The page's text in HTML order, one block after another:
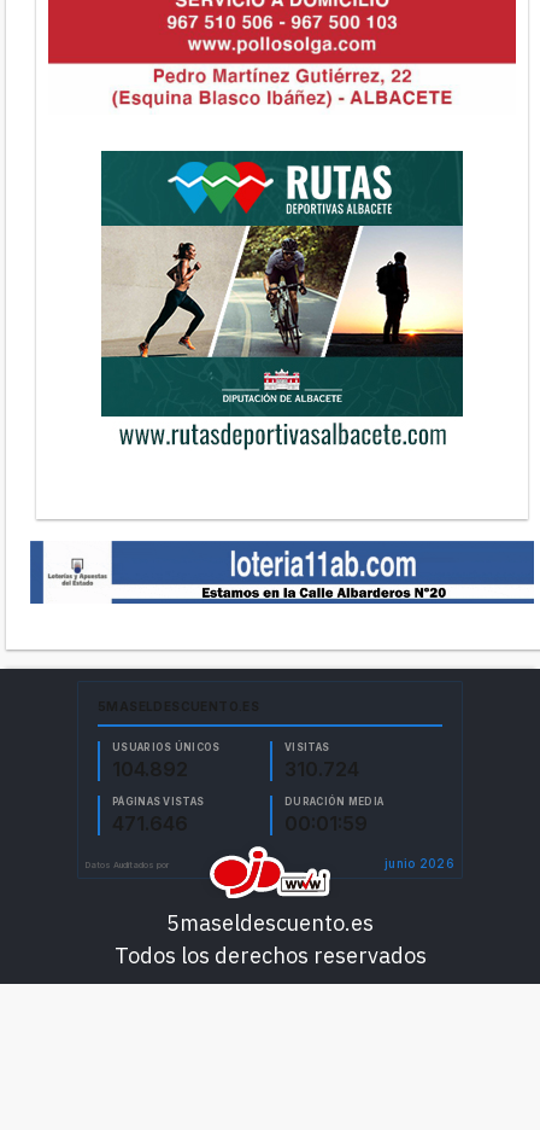
5maseldescuento.es
Todos los derechos reservados